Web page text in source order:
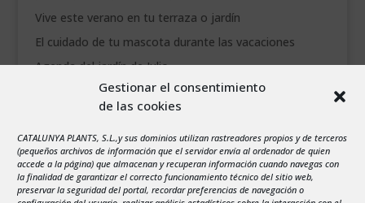
Gestionar el consentimiento
de las cookies
CATALUNYA PLANTS, S.L.,y sus dominios utilizan rastreadores propios y de terceros
(pequeños archivos de información que el servidor envía al ordenador de quien
accede a la página) que almacenan y recuperan información cuando navegas con
la finalidad de garantizar el correcto funcionamiento técnico del sitio web,
preservar la seguridad del portal, recordar preferencias de navegación o
Vive este verano en tu terraza o jardín
El cuidado de tu mascota durante las vacaciones
Agenda del jardín de Julio
agosto 2026
1
2
3
4 5 6 7 8
9
10
11 12 13 14 15 16